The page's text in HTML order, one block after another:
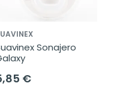
Sonajero
€